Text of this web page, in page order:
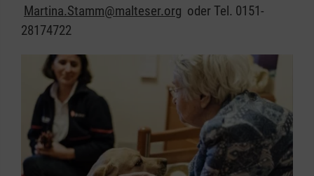
Martina.Stamm@malteser.org oder Tel. 0151-
28174722